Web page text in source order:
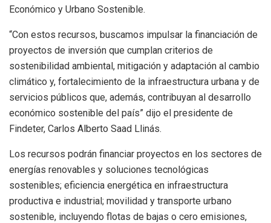
Económico y Urbano Sostenible.
“Con estos recursos, buscamos impulsar la financiación de
proyectos de inversión que cumplan criterios de
sostenibilidad ambiental, mitigación y adaptación al cambio
climático y, fortalecimiento de la infraestructura urbana y de
servicios públicos que, además, contribuyan al desarrollo
económico sostenible del país” dijo el presidente de
Findeter, Carlos Alberto Saad Llinás.
Los recursos podrán financiar proyectos en los sectores de
energías renovables y soluciones tecnológicas
sostenibles; eficiencia energética en infraestructura
productiva e industrial; movilidad y transporte urbano
sostenible, incluyendo flotas de bajas o cero emisiones,